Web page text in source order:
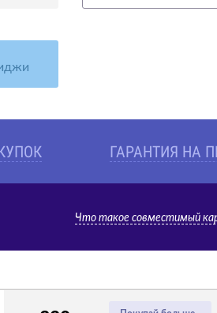
ГАРАНТИЯ НА
Что такое совместимый